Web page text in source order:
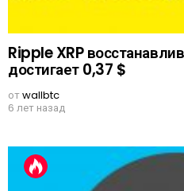
Ripple XRP
достигает 0,37 $
отwallbtc
6 лет назад